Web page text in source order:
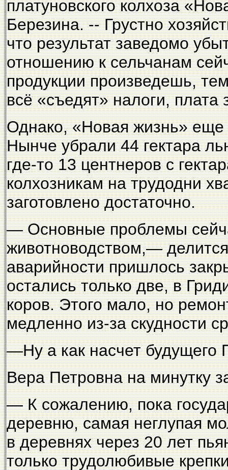
платуновского колхоза
Березина. -- Грустно
что результат заведомо
отношению к сельчанам
продукции произведешь,
всё «съедят» налоги, плата
Однако, «Новая жизнь» еще
Нынче убрали 44 гектара
где-то 13 центнеров с
колхозникам на трудодни
заготовлено достаточно.
— Основные проблемы
животноводством,—
аварийности пришлось
остались только две, в
коров. Этого мало, но
медленно из-за скудности
—Ну а как насчет будущего
Вера Петровна на минутку
— К сожалению, пока
деревню, самая неглупая
в деревнях через 20 лет
только трудолюбивые